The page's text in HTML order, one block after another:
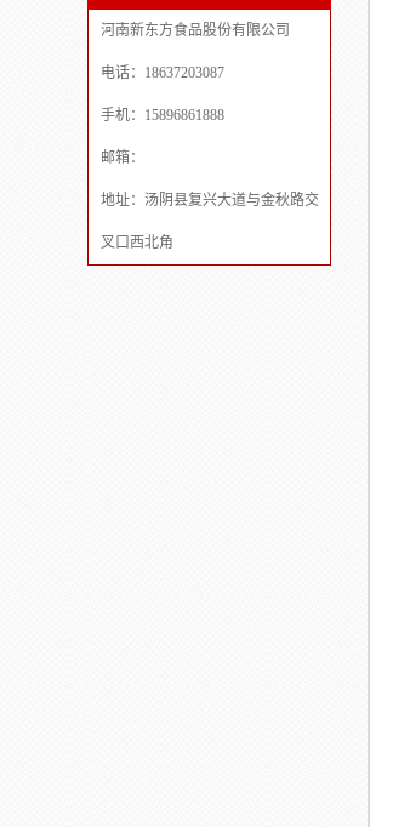
河南新东方食品股份有限公司
电话：18637203087
手机：15896861888
邮箱：
地址：汤阴县复兴大道与金秋路交
叉口西北角